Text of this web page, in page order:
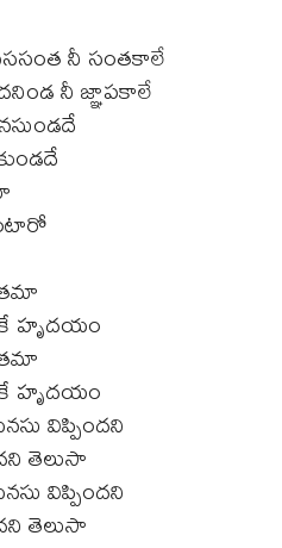
నీ సంతకాలే
నీ జ్ఞాపకాలే
హృదయం
హృదయం
విప్పిందని
తెలుసా
విప్పిందని
తెలుసా